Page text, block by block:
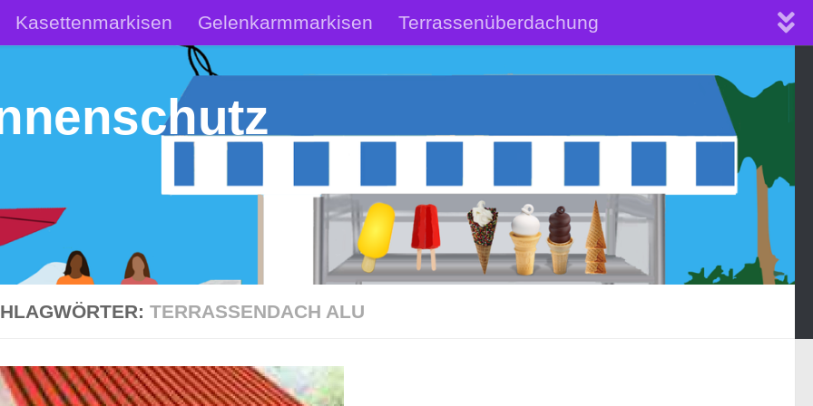
Kasettenmarkisen Gelenkarmmarkisen Terrassenüberdachung
heimischen Garten
TERRASSENDACH ALU